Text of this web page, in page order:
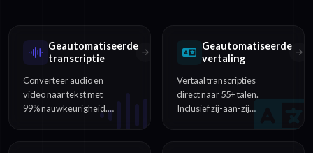
Geautomatiseerde
transcriptie
Converteer audio en
video naar tekst met
99% nauwkeurigheid.
Geautomatiseerde
vertaling
Vertaal transcripties
direct naar 55+ talen.
Inclusief zij-aan-zij